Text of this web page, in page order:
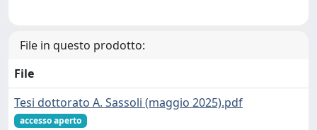
File in questo prodotto:
File
Tesi dottorato A. Sassoli (maggio 2025).pdf
accesso aperto